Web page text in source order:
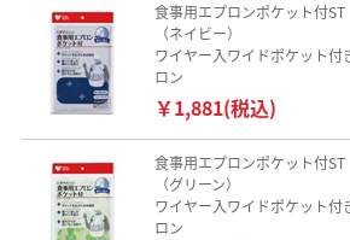
食事用エプロンポケット付
（ネイビー）
ワイヤー入ワイドポケット付
ロン
￥1,881(税込)
食事用エプロンポケット付
（グリーン）
ワイヤー入ワイドポケット付
ロン